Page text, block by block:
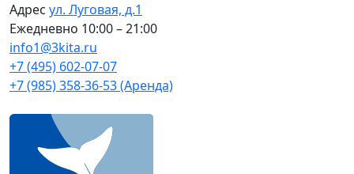
Адрес ул. Луговая, д.1
Ежедневно 10:00 – 21:00
info1@3kita.ru
+7 (495) 602-07-07
+7 (985) 358-36-53 (Аренда)